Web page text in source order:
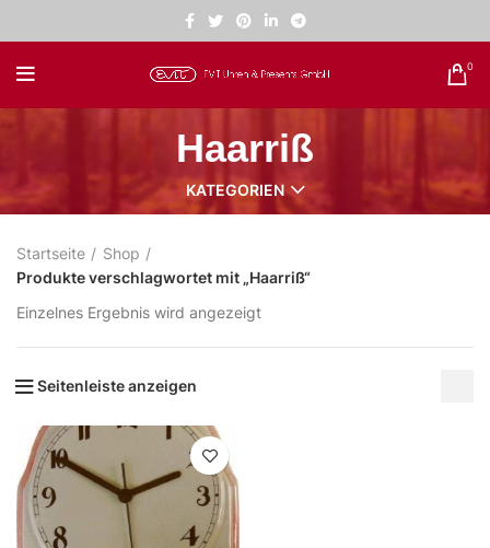
0
Haarriß
KATEGORIEN
Startseite
Shop
Produkte verschlagwortet mit „Haarriß“
Einzelnes Ergebnis wird angezeigt
Seitenleiste anzeigen